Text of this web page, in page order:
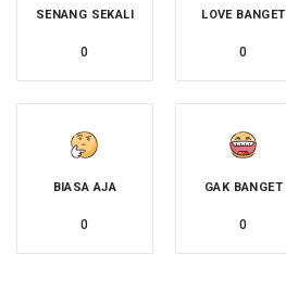
SENANG SEKALI
0
LOVE BANGET
0
BIASA AJA
0
GAK BANGET
0